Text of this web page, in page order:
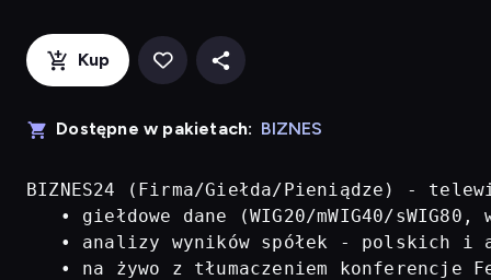
Kup
Dostępne w pakietach: BIZNES
BIZNES24 (Firma/Giełda/Pieniądze) -
• giełdowe dane (WIG20/mWIG40/
• analizy wyników spółek - polskich i
• na żywo z tłumaczeniem konferencje